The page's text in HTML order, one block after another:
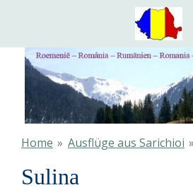
naar
hoofdinhoud
Home » Ausflüge aus Sarichioi »
Sulina